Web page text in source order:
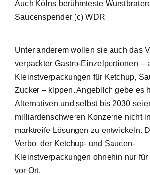
Auch Kölns berühmteste
Saucenspender (c) WDR
Unter anderem wollen sie auch das
verpackter Gastro-Einzelportionen –
Kleinstverpackungen für Ketchup,
Zucker – kippen. Angeblich gebe es
Alternativen und selbst bis 2030
milliardenschweren Konzerne nicht
marktreife Lösungen zu entwickeln.
Verbot der Ketchup- und Saucen-
Kleinstverpackungen ohnehin nur für
vor Ort.